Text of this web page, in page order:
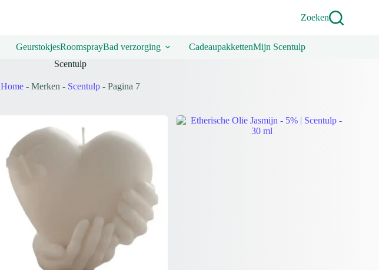
Zoeken
GeurstokjesRoomsprayBad verzorging CadeaupakkettenMijn Scentulp
Scentulp
Home- Merken - Scentulp- Pagina 7